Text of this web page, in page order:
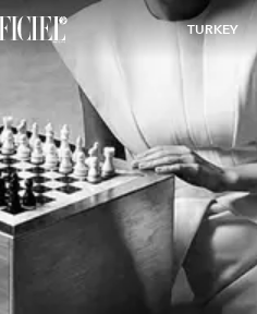
TURKEY